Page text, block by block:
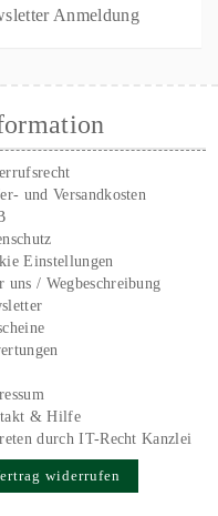
und Versandkosten
Einstellungen
uns / Wegbeschreibung
& Hilfe
durch IT-Recht Kanzlei
widerrufen